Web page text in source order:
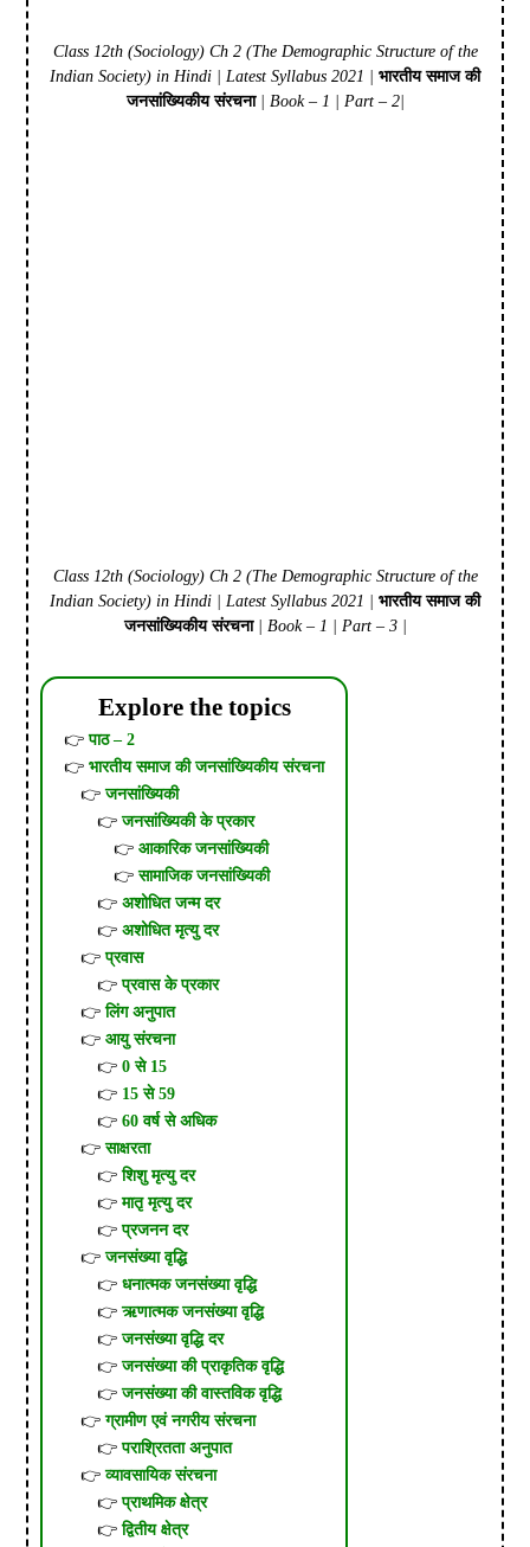
Class 12th (Sociology) Ch 2 (The Demographic Structure of the
Indian Society) in Hindi | Latest Syllabus 2021 | भारतीय समाज की
जनसांख्यिकीय संरचना| Book – 1 | Part – 2|
Class 12th (Sociology) Ch 2 (The Demographic Structure of the
Indian Society) in Hindi | Latest Syllabus 2021 | भारतीय समाज की
जनसांख्यिकीय संरचना| Book – 1 | Part – 3 |
Explore the topics
पाठ – 2
भारतीय समाज की जनसांख्यिकीय संरचना
जनसांख्यिकी
जनसांख्यिकी के प्रकार
आकारिक जनसांख्यिकी
सामाजिक जनसांख्यिकी
अशोधित जन्म दर
अशोधित मृत्यु दर
प्रवास
प्रवास के प्रकार
लिंग अनुपात
आयु संरचना
0 से 15
15 से 59
60 वर्ष से अधिक
साक्षरता
शिशु मृत्यु दर
मातृ मृत्यु दर
प्रजनन दर
जनसंख्या वृद्धि
धनात्मक जनसंख्या वृद्धि
ऋणात्मक जनसंख्या वृद्धि
जनसंख्या वृद्धि दर
जनसंख्या की प्राकृतिक वृद्धि
जनसंख्या की वास्तविक वृद्धि
ग्रामीण एवं नगरीय संरचना
पराश्रितता अनुपात
व्यावसायिक संरचना
प्राथमिक क्षेत्र
द्वितीय क्षेत्र